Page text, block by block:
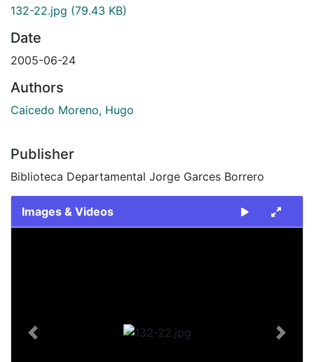
132-22.jpg (79.43 KB)
Date
2005-06-24
Authors
Caicedo Moreno, Hugo
Publisher
Biblioteca Departamental Jorge Garces Borrero
Images & Videos
Previous Next